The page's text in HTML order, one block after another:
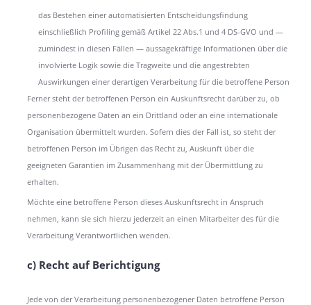
das Bestehen einer automatisierten Entscheidungsfindung
einschließlich Profiling gemäß Artikel 22 Abs.1 und 4 DS-GVO und —
zumindest in diesen Fällen — aussagekräftige Informationen über die
involvierte Logik sowie die Tragweite und die angestrebten
Auswirkungen einer derartigen Verarbeitung für die betroffene Person
Ferner steht der betroffenen Person ein Auskunftsrecht darüber zu, ob
personenbezogene Daten an ein Drittland oder an eine internationale
Organisation übermittelt wurden. Sofern dies der Fall ist, so steht der
betroffenen Person im Übrigen das Recht zu, Auskunft über die
geeigneten Garantien im Zusammenhang mit der Übermittlung zu
erhalten.
Möchte eine betroffene Person dieses Auskunftsrecht in Anspruch
nehmen, kann sie sich hierzu jederzeit an einen Mitarbeiter des für die
Verarbeitung Verantwortlichen wenden.
c) Recht auf Berichtigung
Jede von der Verarbeitung personenbezogener Daten betroffene Person